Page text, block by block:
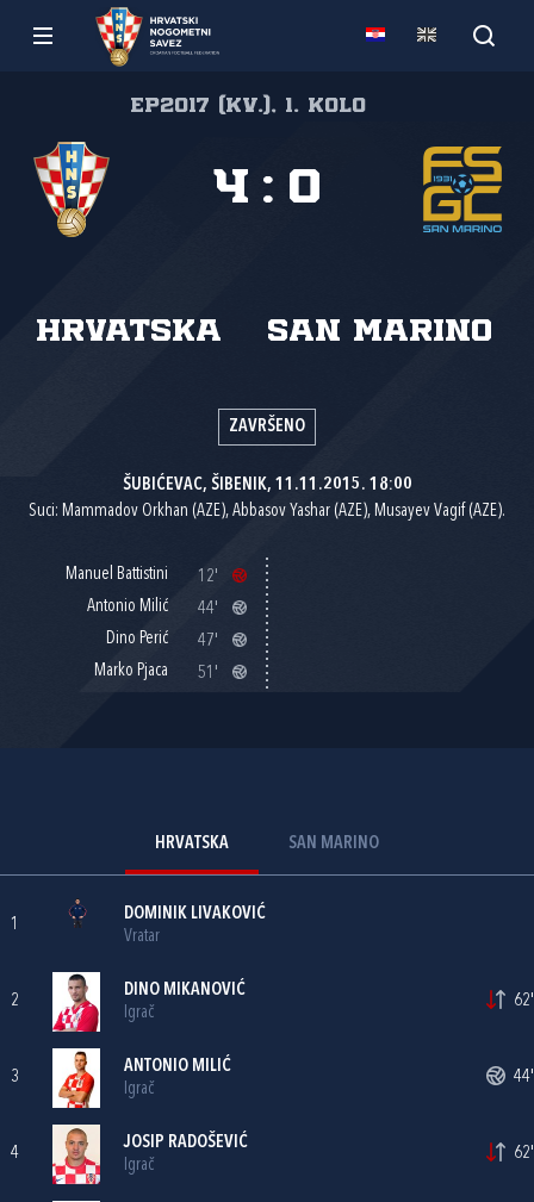
EP2017 (kv.), 1. kolo
Hrvatska San Marino
4 : 0
ZAVRŠENO
ŠUBIĆEVAC, ŠIBENIK, 11.11.2015. 18:00
Suci: Mammadov Orkhan (AZE), Abbasov Yashar (AZE), Musayev Vagif (AZE).
Manuel Battistini
12'
Antonio Milić
44'
Dino Perić
47'
Marko Pjaca
51'
HRVATSKA SAN MARINO
1
DOMINIK LIVAKOVIĆ
Vratar
2
DINO MIKANOVIĆ
Igrač
62'
3
ANTONIO MILIĆ
Igrač
44'
4
JOSIP RADOŠEVIĆ
Igrač
62'